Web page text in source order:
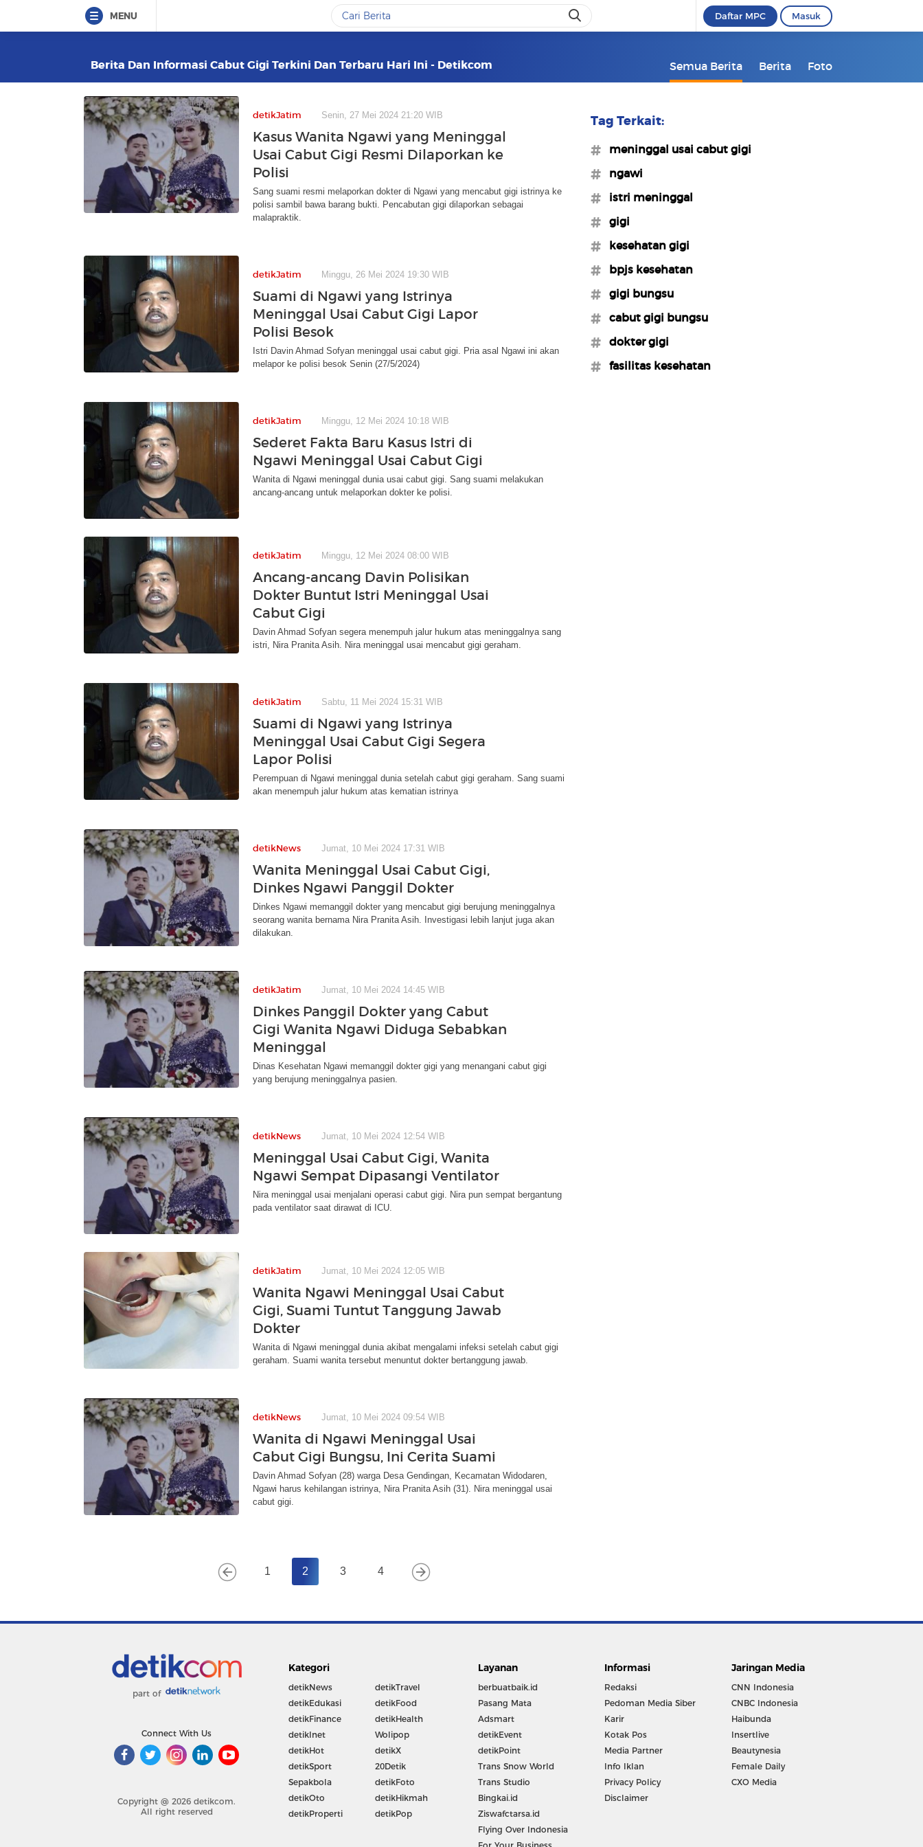
MENU Daftar MPC Masuk
Berita Dan Informasi Cabut Gigi Terkini Dan Terbaru Hari Ini - Detikcom Semua Berita Berita Foto
detikJatim Senin, 27 Mei 2024 21:20 WIB
Kasus Wanita Ngawi yang Meninggal
Usai Cabut Gigi Resmi Dilaporkan ke
Polisi
Sang suami resmi melaporkan dokter di Ngawi yang mencabut gigi istrinya ke
polisi sambil bawa barang bukti. Pencabutan gigi dilaporkan sebagai
malapraktik.
detikJatim Minggu, 26 Mei 2024 19:30 WIB
Suami di Ngawi yang Istrinya
Meninggal Usai Cabut Gigi Lapor
Polisi Besok
Istri Davin Ahmad Sofyan meninggal usai cabut gigi. Pria asal Ngawi ini akan
melapor ke polisi besok Senin (27/5/2024)
detikJatim Minggu, 12 Mei 2024 10:18 WIB
Sederet Fakta Baru Kasus Istri di
Ngawi Meninggal Usai Cabut Gigi
Wanita di Ngawi meninggal dunia usai cabut gigi. Sang suami melakukan
ancang-ancang untuk melaporkan dokter ke polisi.
detikJatim Minggu, 12 Mei 2024 08:00 WIB
Ancang-ancang Davin Polisikan
Dokter Buntut Istri Meninggal Usai
Cabut Gigi
Davin Ahmad Sofyan segera menempuh jalur hukum atas meninggalnya sang
istri, Nira Pranita Asih. Nira meninggal usai mencabut gigi geraham.
detikJatim Sabtu, 11 Mei 2024 15:31 WIB
Suami di Ngawi yang Istrinya
Meninggal Usai Cabut Gigi Segera
Lapor Polisi
Perempuan di Ngawi meninggal dunia setelah cabut gigi geraham. Sang suami
akan menempuh jalur hukum atas kematian istrinya
detikNews Jumat, 10 Mei 2024 17:31 WIB
Wanita Meninggal Usai Cabut Gigi,
Dinkes Ngawi Panggil Dokter
Dinkes Ngawi memanggil dokter yang mencabut gigi berujung meninggalnya
seorang wanita bernama Nira Pranita Asih. Investigasi lebih lanjut juga akan
dilakukan.
detikJatim Jumat, 10 Mei 2024 14:45 WIB
Dinkes Panggil Dokter yang Cabut
Gigi Wanita Ngawi Diduga Sebabkan
Meninggal
Dinas Kesehatan Ngawi memanggil dokter gigi yang menangani cabut gigi
yang berujung meninggalnya pasien.
detikNews Jumat, 10 Mei 2024 12:54 WIB
Meninggal Usai Cabut Gigi, Wanita
Ngawi Sempat Dipasangi Ventilator
Nira meninggal usai menjalani operasi cabut gigi. Nira pun sempat bergantung
pada ventilator saat dirawat di ICU.
detikJatim Jumat, 10 Mei 2024 12:05 WIB
Wanita Ngawi Meninggal Usai Cabut
Gigi, Suami Tuntut Tanggung Jawab
Dokter
Wanita di Ngawi meninggal dunia akibat mengalami infeksi setelah cabut gigi
geraham. Suami wanita tersebut menuntut dokter bertanggung jawab.
detikNews Jumat, 10 Mei 2024 09:54 WIB
Wanita di Ngawi Meninggal Usai
Cabut Gigi Bungsu, Ini Cerita Suami
Davin Ahmad Sofyan (28) warga Desa Gendingan, Kecamatan Widodaren,
Ngawi harus kehilangan istrinya, Nira Pranita Asih (31). Nira meninggal usai
cabut gigi.
1 2 3 4
Tag Terkait:
#meninggal usai cabut gigi
#ngawi
#istri meninggal
#gigi
#kesehatan gigi
#bpjs kesehatan
#gigi bungsu
#cabut gigi bungsu
#dokter gigi
#fasilitas kesehatan
part of
Connect With Us
Copyright @ 2026 detikcom.
All right reserved
Kategori
detikNews
detikEdukasi
detikFinance
detikInet
detikHot
detikSport
Sepakbola
detikOto
detikProperti
detikTravel
detikFood
detikHealth
Wolipop
detikX
20Detik
detikFoto
detikHikmah
detikPop
Layanan
berbuatbaik.id
Pasang Mata
Adsmart
detikEvent
detikPoint
Trans Snow World
Trans Studio
Bingkai.id
Ziswafctarsa.id
Flying Over Indonesia
Informasi
Redaksi
Pedoman Media Siber
Karir
Kotak Pos
Media Partner
Info Iklan
Privacy Policy
Disclaimer
Jaringan Media
CNN Indonesia
CNBC Indonesia
Haibunda
Insertlive
Beautynesia
Female Daily
CXO Media